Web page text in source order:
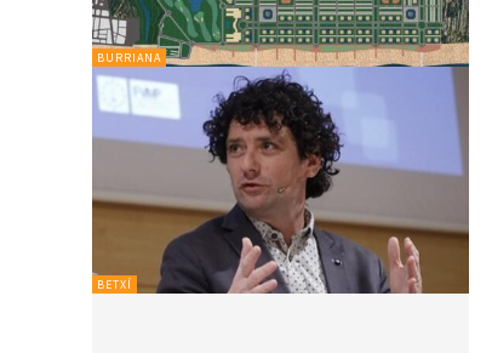
BURRIANA
BETXÍ